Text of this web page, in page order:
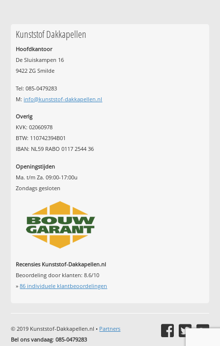
Kunststof Dakkapellen
Hoofdkantoor
De Sluiskampen 16
9422 ZG Smilde
Tel: 085-0479283
M: info@kunststof-dakkapellen.nl
Overig
KVK: 02060978
BTW: 110742394B01
IBAN: NL59 RABO 0117 2544 36
Openingstijden
Ma. t/m Za. 09:00-17:00u
Zondags gesloten
Recensies Kunststof-Dakkapellen.nl
Beoordeling door klanten:8.6/10
»86 individuele klantbeoordelingen
© 2019 Kunststof-Dakkapellen.nl • Partners
Bel ons vandaag:085-0479283